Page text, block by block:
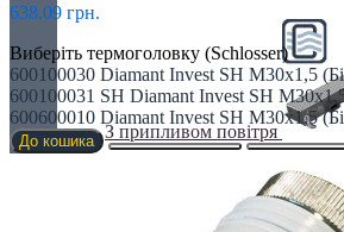
З припливом повітря
638.09 грн.
Виберіть термоголовку (Schlosser)
600100030 Diamant Invest SH M30x1,5
600100031 SH Diamant Invest SH
600600010 Diamant Invest SH M30x1,5
До кошика